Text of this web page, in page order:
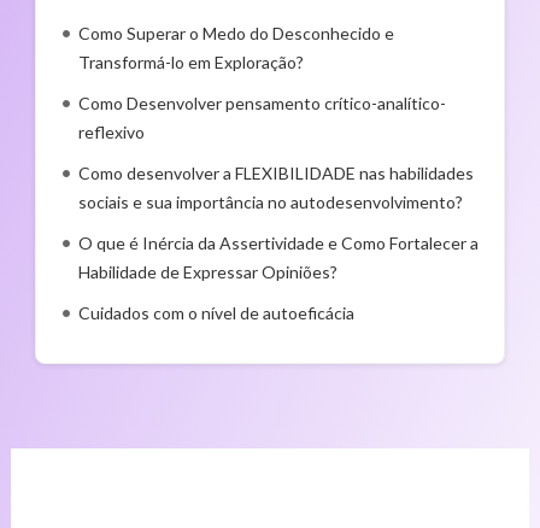
Como Superar o Medo do Desconhecido e
Transformá-lo em Exploração?
Como Desenvolver pensamento crítico-analítico-
reflexivo
Como desenvolver a FLEXIBILIDADE nas habilidades
sociais e sua importância no autodesenvolvimento?
O que é Inércia da Assertividade e Como Fortalecer a
Habilidade de Expressar Opiniões?
Cuidados com o nível de autoeficácia